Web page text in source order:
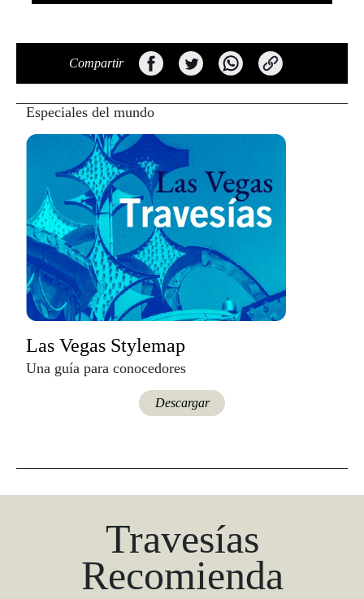
Compartir
Especiales del mundo
Las Vegas Stylemap
Una guía para conocedores
Descargar
Travesías
Recomienda